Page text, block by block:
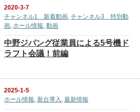
2020-3-7
チャンネル1 新着動画 ,チャンネル3 特別動
画 ホール情報 ,動画
中野ジパング従業員による5号機ド
ラフト会議！前編
2025-1-5
ホール情報, 新台導入 ,最新情報